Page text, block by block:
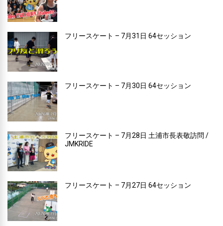
フリースケート – 7月31日 64セッション
フリースケート – 7月30日 64セッション
フリースケート – 7月28日 土浦市長表敬訪問 /
JMKRIDE
フリースケート – 7月27日 64セッション